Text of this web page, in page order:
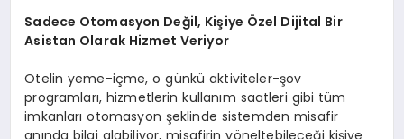
Sadece Otomasyon Değil, Kişiye Özel Dijital Bir
Asistan Olarak Hizmet Veriyor
Otelin yeme-içme, o günkü aktiviteler-şov
programları, hizmetlerin kullanım saatleri gibi tüm
imkanları otomasyon şeklinde sistemden misafir